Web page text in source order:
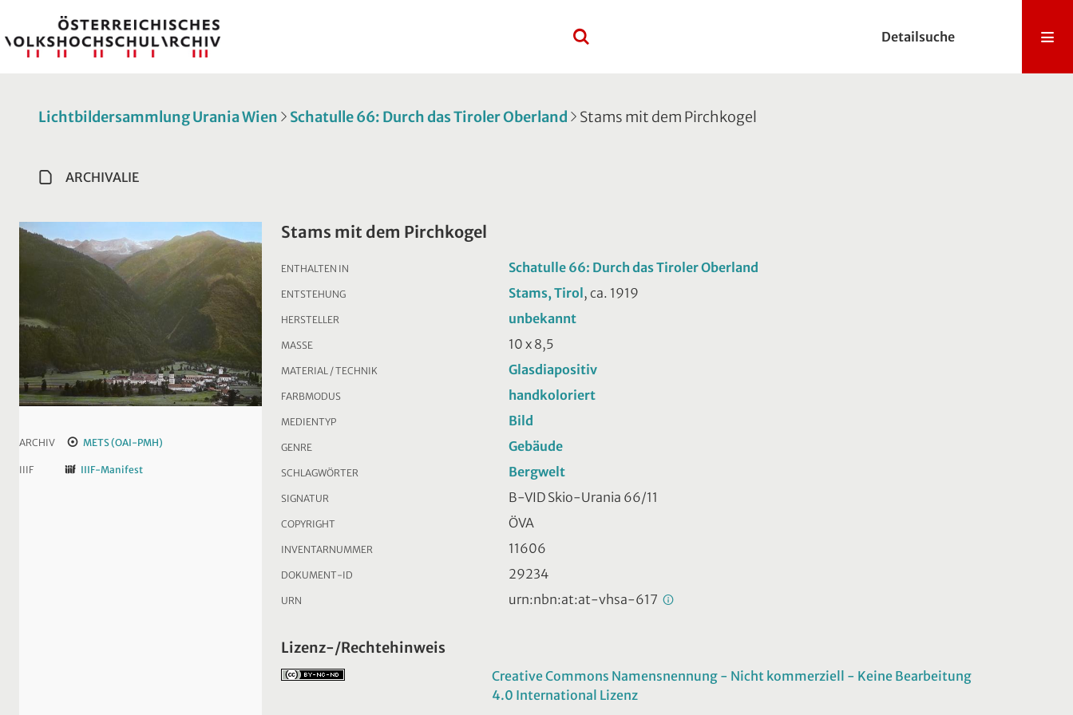
Detailsuche
Lichtbildersammlung Urania Wien Schatulle 66: Durch das Tiroler Oberland Stams mit dem Pirchkogel
ARCHIVALIE
ARCHIV METS (OAI-PMH)
IIIF IIIF-Manifest
Stams mit dem Pirchkogel
ENTHALTEN IN Schatulle 66: Durch das Tiroler Oberland
ENTSTEHUNG Stams, Tirol, ca. 1919
HERSTELLER unbekannt
MASSE 10 x 8,5
MATERIAL / TECHNIK Glasdiapositiv
FARBMODUS handkoloriert
MEDIENTYP Bild
GENRE Gebäude
SCHLAGWÖRTER Bergwelt
SIGNATUR B-VID Skio-Urania 66/11
COPYRIGHT ÖVA
INVENTARNUMMER 11606
DOKUMENT-ID 29234
URN urn:nbn:at:at-vhsa-617
Lizenz-/Rechtehinweis
Creative Commons Namensnennung - Nicht kommerziell - Keine Bearbeitung
4.0 International Lizenz